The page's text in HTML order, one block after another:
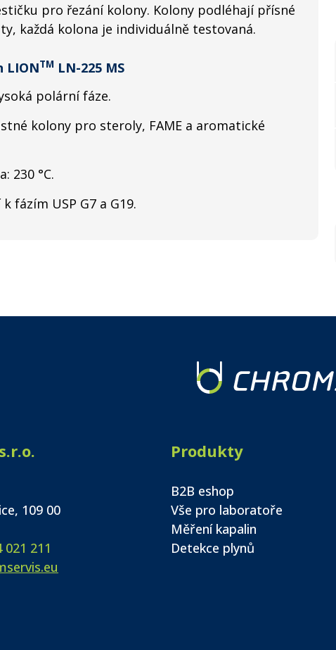
pro řezání kolony. Kolony podléhají přísné
každá kolona je individuálně testovaná.
LIONTM LN-225 MS
polární fáze.
kolony pro steroly, FAME a aromatické
230 °C.
fázím USP G7 a G19.
109 00
021 211
Produkty
B2B eshop
Vše pro laboratoře
Měření kapalin
Detekce plynů